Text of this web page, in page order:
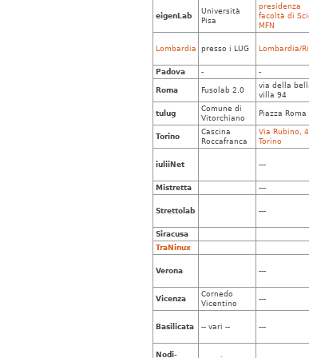
eigenLab
Università
Pisa
presidenza
facoltà di
MFN
Lombardia presso i LUG Lombardia/
Padova - -
Roma Fusolab 2.0
via della
villa 94
tulug
Comune di
Vitorchiano
Piazza Roma
Torino
Cascina
Roccafranca
Via Rubino,
Torino
iuliiNet ---
Mistretta ---
Strettolab ---
Siracusa
TraNinux
Verona ---
Vicenza
Cornedo
Vicentino
---
Basilicata -- vari -- ---
Nodi-